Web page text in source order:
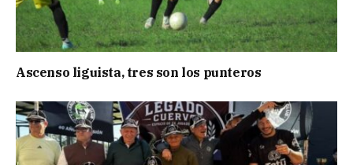
Ascenso liguista, tres son los punteros